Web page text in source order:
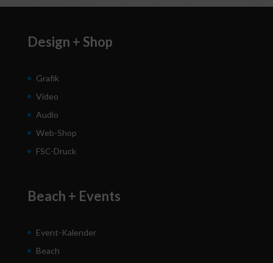
Design + Shop
Grafik
Video
Audio
Web-Shop
FSC-Druck
Beach + Events
Event-Kalender
Beach